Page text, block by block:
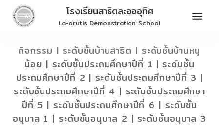
Skip
โรงเรียนสาธิตละอออุทิศ
La-orutis Demonstration School
กิจกรรม | ระดับชั้นบ้านสาธิต | ระดับชั้นบ้านหนู
น้อย | ระดับชั้นประถมศึกษาปีที่ 1 | ระดับชั้น
ประถมศึกษาปีที่ 2 | ระดับชั้นประถมศึกษาปีที่ 3 |
ระดับชั้นประถมศึกษาปีที่ 4 | ระดับชั้นประถมศึกษา
ปีที่ 5 | ระดับชั้นประถมศึกษาปีที่ 6 | ระดับชั้น
อนุบาล 1 | ระดับชั้นอนุบาล 2 | ระดับชั้นอนุบาล 3